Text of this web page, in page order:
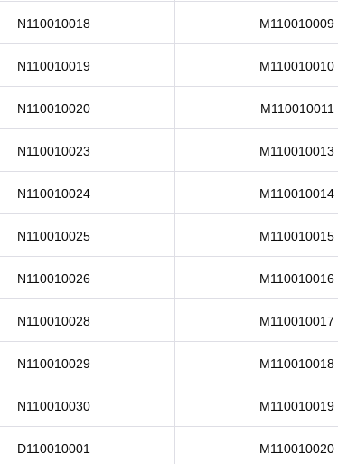
N110010018 M110010009
N110010019 M110010010
N110010020 M110010011
N110010023 M110010013
N110010024 M110010014
N110010025 M110010015
N110010026 M110010016
N110010028 M110010017
N110010029 M110010018
N110010030 M110010019
D110010001 M110010020